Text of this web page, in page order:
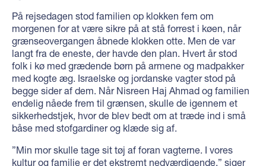
På rejsedagen stod familien op klokken fem om
morgenen for at være sikre på at stå forrest i køen, når
grænseovergangen åbnede klokken otte. Men de var
langt fra de eneste, der havde den plan. Hvert år stod
folk i kø med grædende børn på armene og madpakker
med kogte æg. Israelske og jordanske vagter stod på
begge sider af dem. Når Nisreen Haj Ahmad og familien
endelig nåede frem til grænsen, skulle de igennem et
sikkerhedstjek, hvor de blev bedt om at træde ind i små
båse med stofgardiner og klæde sig af.
”Min mor skulle tage sit tøj af foran vagterne. I vores
kultur og familie er det ekstremt nedværdigende,” siger